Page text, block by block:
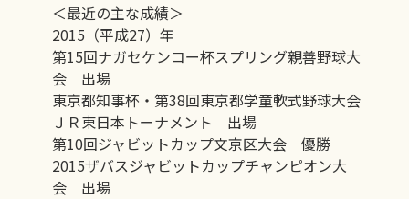
＜最近の主な成績＞
2015（平成27）年
第15回ナガセケンコー杯スプリング親善野球大
会 出場
東京都知事杯・第38回東京都学童軟式野球大会
ＪＲ東日本トーナメント 出場
第10回ジャビットカップ文京区大会 優勝
2015ザバスジャビットカップチャンピオン大
会 出場